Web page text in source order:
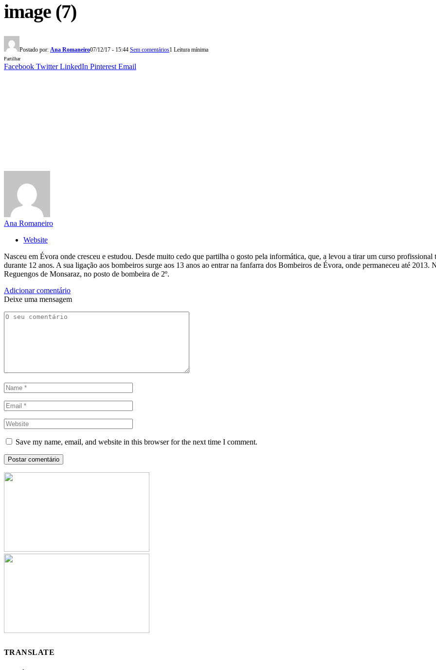
image (7)
Postado por: Ana Romaneiro07/12/17 - 15:44 Sem comentários1 Leitura mínima
Partilhar
Facebook Twitter LinkedIn Pinterest Email
Ana Romaneiro
Website
Nasceu em Évora onde cresceu e estudou. Desde muito cedo que partilha o gosto pela informática, que, a levou a tirar um curso
durante 12 anos. A sua ligação aos bombeiros surge aos 13 anos ao entrar na fanfarra dos Bombeiros de Évora, onde permaneceu até
Reguengos de Monsaraz, no posto de bombeira de 2º.
Adicionar comentário
Deixe uma mensagem
Save my name, email, and website in this browser for the next time I comment.
TRANSLATE